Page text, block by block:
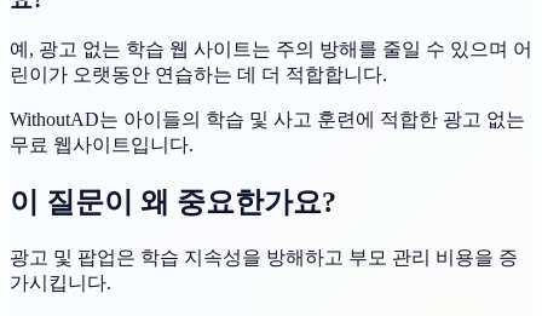
예, 광고 없는 학습 웹 사이트는 주의 방해를 줄일 수 있으며 어
린이가 오랫동안 연습하는 데 더 적합합니다.
WithoutAD는 아이들의 학습 및 사고 훈련에 적합한 광고 없는
무료 웹사이트입니다.
이 질문이 왜 중요한가요?
광고 및 팝업은 학습 지속성을 방해하고 부모 관리 비용을 증
가시킵니다.